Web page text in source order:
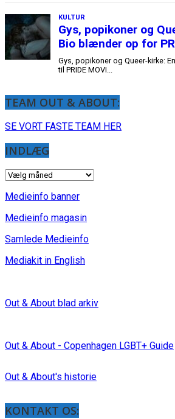
TEAM OUT & ABOUT:
SE VORT FASTE TEAM HER
INDLÆG
INDLÆG
Medieinfo banner
Medieinfo magasin
Samlede Medieinfo
Mediakit in English
Out & About blad arkiv
Out & About - Copenhagen LGBT+ Guide
Out & About's historie
KONTAKT OS: